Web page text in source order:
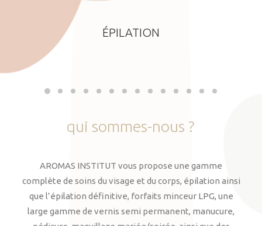
ÉPILATION
qui sommes-nous ?
AROMAS INSTITUT vous propose une gamme
complète de soins du visage et du corps, épilation ainsi
que l’épilation définitive, forfaits minceur LPG, une
large gamme de vernis semi permanent, manucure,